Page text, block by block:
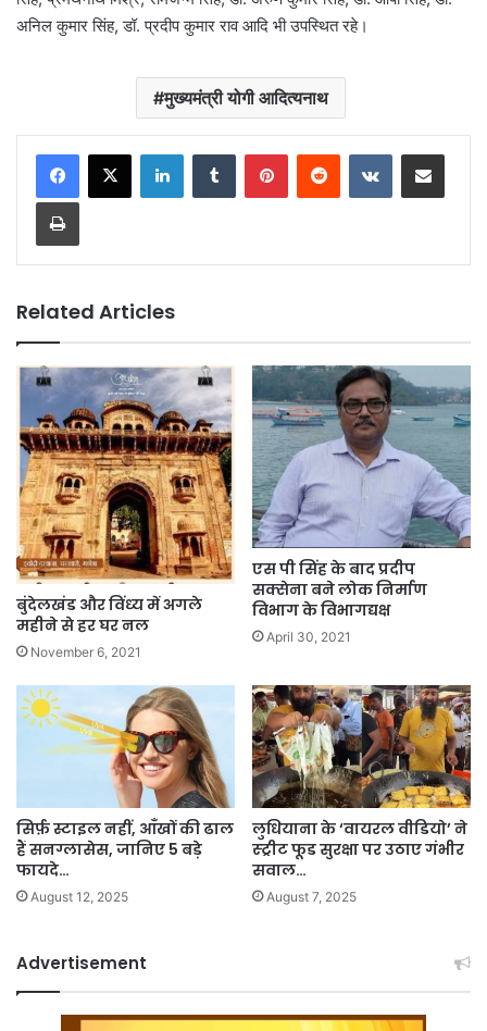
अनिल कुमार सिंह, डॉ. प्रदीप कुमार राव आदि भी उपस्थित रहे।
मुख्यमंत्री योगी आदित्यनाथ
LinkedInTumblr PinterestReddit VKontakteShare via Email
Print
Related Articles
बुंदेलखंड और विंध्‍य में अगले
महीने से हर घर नल
November 6, 2021
एस पी सिंह के बाद प्रदीप
सक्सेना बने लोक निर्माण
विभाग के विभागद्यक्ष
April 30, 2021
सिर्फ़ स्टाइल नहीं, आँखों की ढाल
हैं सनग्लासेस, जानिए 5 बड़े
फायदे…
August 12, 2025
लुधियाना के ‘वायरल वीडियो’ ने
स्ट्रीट फूड सुरक्षा पर उठाए गंभीर
सवाल…
August 7, 2025
Advertisement